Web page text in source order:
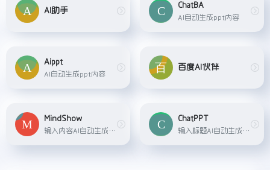
AI助手
ChatBA
AI自动生成ppt内容
Aippt
AI自动生成ppt内容
百度AI伙伴
MindShow
输入内容AI自动生成PPT内容
ChatPPT
输入标题AI自动生成PPT内容